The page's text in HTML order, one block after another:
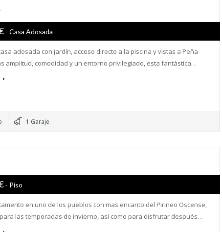
- Casa Adosada
adosada con jardín, acceso directo a la piscina y vistas a Peña
amplitud, comodidad y un entorno privilegiado, esta fantástica…
1 Garaje
- Piso
en uno de los pueblos con mas encanto del Pirineo Oscense,
las temporadas de invierno, así como para disfrutar después…